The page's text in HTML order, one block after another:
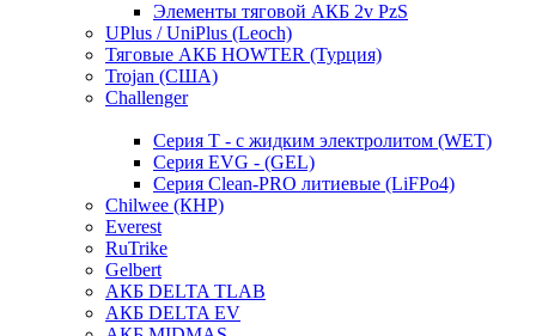
Элементы тяговой АКБ 2v PzS
UPlus / UniPlus (Leoch)
Тяговые АКБ HOWTER (Турция)
Trojan (США)
Challenger
Серия T - с жидким электролитом (WET)
Серия EVG - (GEL)
Серия Clean-PRO литиевые (LiFPo4)
Chilwee (КНР)
Everest
RuTrike
Gelbert
АКБ DELTA TLAB
АКБ DELTA EV